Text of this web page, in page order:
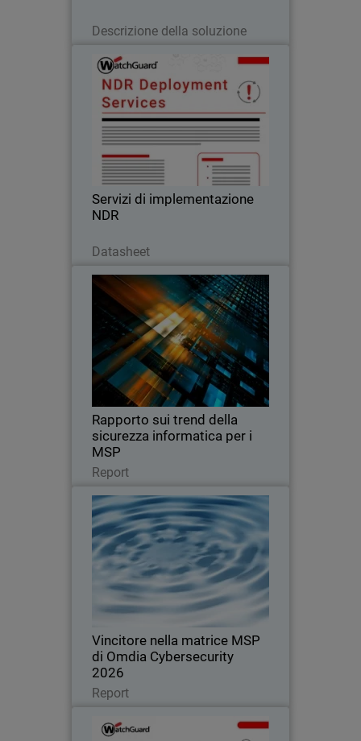
Descrizione della soluzione
Servizi di implementazione
NDR
Datasheet
Servizi di implementazione NDR
WatchGuard garantiscono una
configurazione rapida e guidata da
esperti, consentendovi di accelerare il
vostro investimento in soluzioni di NDR
Rapporto sui trend della
sicurezza informatica per i
MSP
Report
Rapporto sui trend della
sicurezza informatica per i MSP
Leggi l’ultimo report MSP sulla
domanda di cybersecurity, le
aspettative dei clienti, i trend di pricing e
i fattori che spingono a cambiare
Vincitore nella matrice MSP
di Omdia Cybersecurity
2026
Report
Vincitore nella matrice MSP di
Omdia Cybersecurity 2026
Riconosciuta per la leadership,
l'innovazione e la definizione degli
standard nel mercato globale della
sicurezza informatica per i MSP
WatchGuard Cloud Detection